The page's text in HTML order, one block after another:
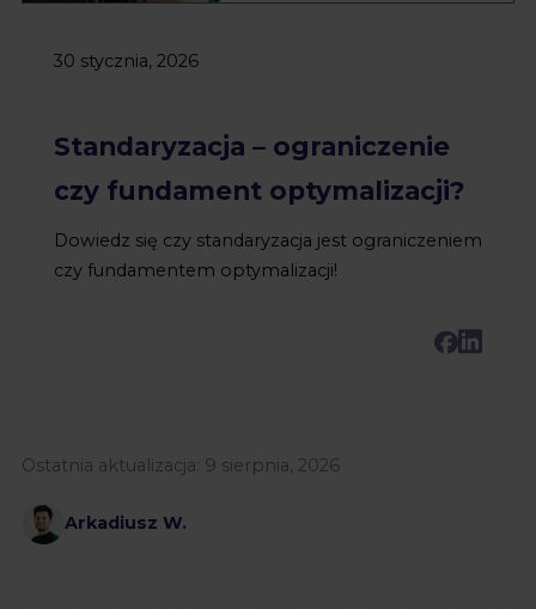
30 stycznia, 2026
Standaryzacja – ograniczenie
czy fundament optymalizacji?
Dowiedz się czy standaryzacja jest ograniczeniem
czy fundamentem optymalizacji!
Ostatnia aktualizacja: 9 sierpnia, 2026
Arkadiusz W.